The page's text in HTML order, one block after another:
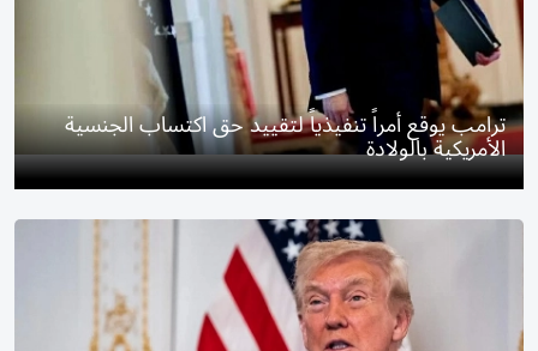
ترامب يوقع أمراً تنفيذياً لتقييد حق اكتساب الجنسية
الأمريكية بالولادة